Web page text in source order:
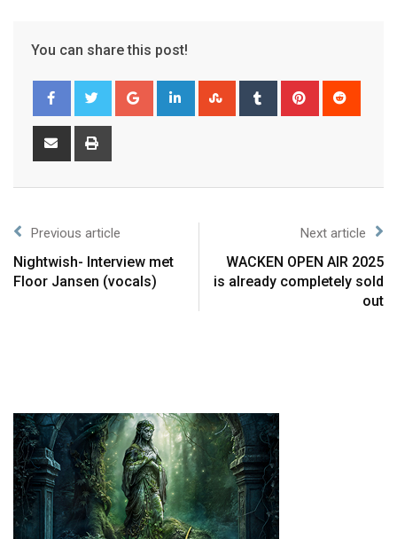
You can share this post!
Previous article
Nightwish- Interview met
Floor Jansen (vocals)
Next article
WACKEN OPEN AIR 2025
is already completely sold
out